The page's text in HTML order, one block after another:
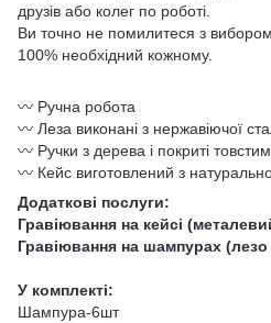
друзів або колег по роботі.
Ви точно не помилитеся з
100% необхідний кожному.
〰️ Ручна робота
〰️ Леза виконані з нержавіючої
〰️ Ручки з дерева і покриті
〰️ Кейс виготовлений з
Додаткові послуги:
Гравіювання на кейсі
Гравіювання на шампурах
У комплекті:
Шампура-6шт